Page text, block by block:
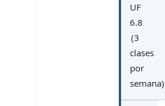
UF
6.8
(3
clases
por
semana)